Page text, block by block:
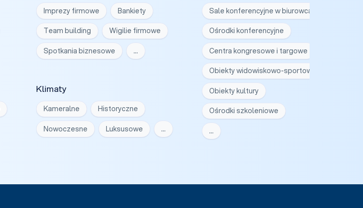
Klimaty
Kameralne Historyczne
Nowoczesne Luksusowe …
Imprezy firmowe Bankiety
Team building Wigilie firmowe
Spotkania biznesowe …
Sale konferencyjne w biurowcach
Ośrodki konferencyjne
Centra kongresowe i targowe
Obiekty widowiskowo-sportowe
Obiekty kultury
Ośrodki szkoleniowe
…